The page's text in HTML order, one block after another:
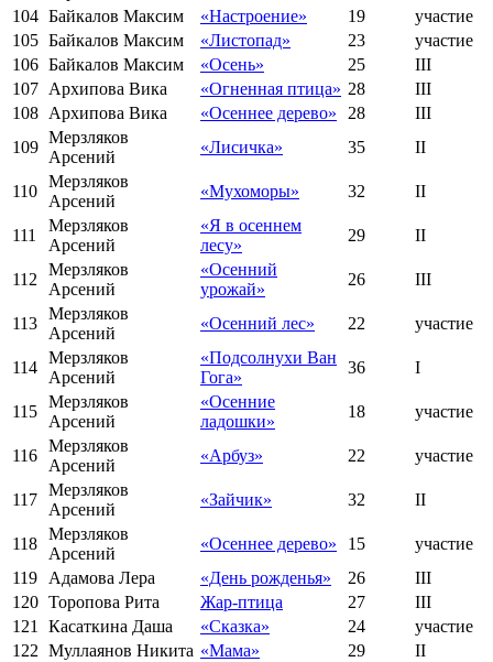
104 Байкалов Максим «Настроение» 19
участие
105 Байкалов Максим «Листопад» 23
участие
106 Байкалов Максим «Осень» 25
III
107 Архипова Вика «Огненная птица» 28
III
108 Архипова Вика «Осеннее дерево» 28
III
109
Мерзляков
Арсений
«Лисичка» 35 II
110
Мерзляков
Арсений
«Мухоморы» 32 II
111
Мерзляков
Арсений
«Я в осеннем
лесу»
29 II
112
Мерзляков
Арсений
«Осенний
урожай»
26 III
113
Мерзляков
Арсений
«Осенний лес» 22 участие
114
Мерзляков
Арсений
«Подсолнухи Ван
Гога»
36 I
115
Мерзляков
Арсений
«Осенние
ладошки»
18 участие
116
Мерзляков
Арсений
«Арбуз» 22 участие
117
Мерзляков
Арсений
«Зайчик» 32 II
118
Мерзляков
Арсений
«Осеннее дерево» 15
участие
119
Адамова Лера «День рожденья» 26
III
120 Торопова Рита Жар-птица 27
III
121
Касаткина Даша «Сказка» 24
участие
122 Муллаянов Никита «Мама» 29
II